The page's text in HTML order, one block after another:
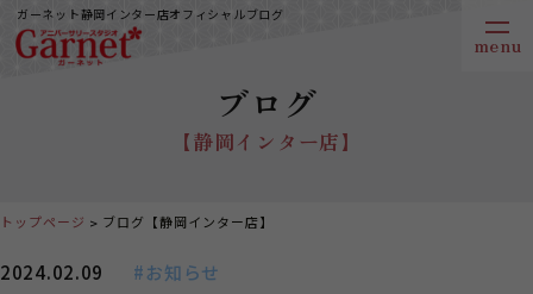
ガーネット静岡インター店オフィシャルブログ
ブログ
【静岡インター店】
2024.02.09 #お知らせ
トップページ ブログ【静岡インター店】